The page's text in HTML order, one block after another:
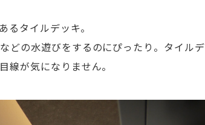
タイルデッキ。
どの水遊びをするのにぴったり。タイルデ
線が気になりません。